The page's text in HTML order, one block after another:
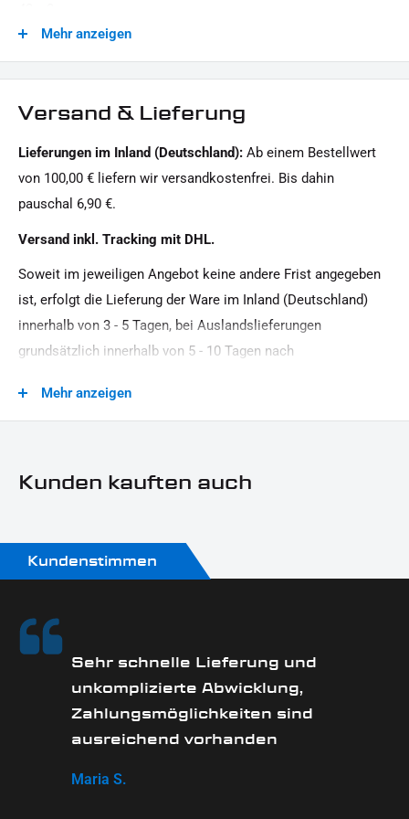
LIEFERUMFANG:
1x Paar Blinkerhalter mit eingesetzten SMD-Blinker
Generation:
Aluminium
Menge:
Harley-Davidson
Lenkerarmaturenblinker
Mehr anzeigen
Versand & Lieferung
Lieferungen im Inland (Deutschland): Ab einem Bestellwert
von 100,00 € liefern wir versandkostenfrei. Bis dahin
pauschal 6,90 €.
Versand inkl. Tracking mit DHL.
Soweit im jeweiligen Angebot keine andere Frist angegeben
ist, erfolgt die Lieferung der Ware im Inland (Deutschland)
innerhalb von 3 - 5 Tagen, bei Auslandslieferungen
grundsätzlich innerhalb von 5 - 10 Tagen nach
Zeitpunkt Ihrer Zahlungsanweisung).Beachten Sie, dass an
Mehr anzeigen
Kunden kauften auch
Kundenstimmen
Sehr schnelle Lieferung und
unkomplizierte Abwicklung,
Zahlungsmöglichkeiten sind
ausreichend vorhanden
Maria S.